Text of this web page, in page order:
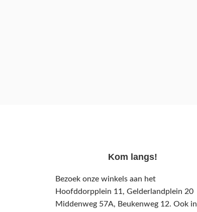
Kom langs!
Bezoek onze winkels aan het
Hoofddorpplein 11, Gelderlandplein 20
Middenweg 57A, Beukenweg 12. Ook in